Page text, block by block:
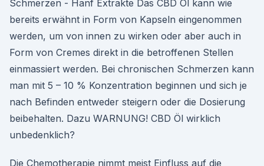
Schmerzen - Hanf Extrakte Das CBD Öl kann wie
bereits erwähnt in Form von Kapseln eingenommen
werden, um von innen zu wirken oder aber auch in
Form von Cremes direkt in die betroffenen Stellen
einmassiert werden. Bei chronischen Schmerzen kann
man mit 5 – 10 % Konzentration beginnen und sich je
nach Befinden entweder steigern oder die Dosierung
beibehalten. Dazu WARNUNG! CBD Öl wirklich
unbedenklich?
Die Chemotherapie nimmt meist Einfluss auf die